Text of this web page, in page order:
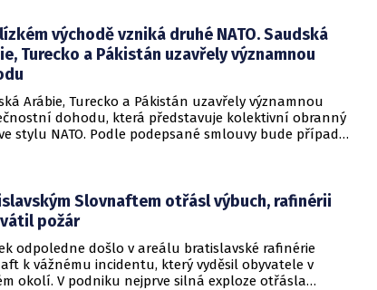
východě vzniká druhé NATO. Saudská
Turecko a Pákistán uzavřely významnou
Arábie, Turecko a Pákistán uzavřely významnou
dohodu, která představuje kolektivní obranný
stylu NATO. Podle podepsané smlouvy bude případný
Slovnaftem otřásl výbuch, rafinérii
požár
odpoledne došlo v areálu bratislavské rafinérie
k vážnému incidentu, který vyděsil obyvatele v
okolí. V podniku nejprve silná exploze otřásla